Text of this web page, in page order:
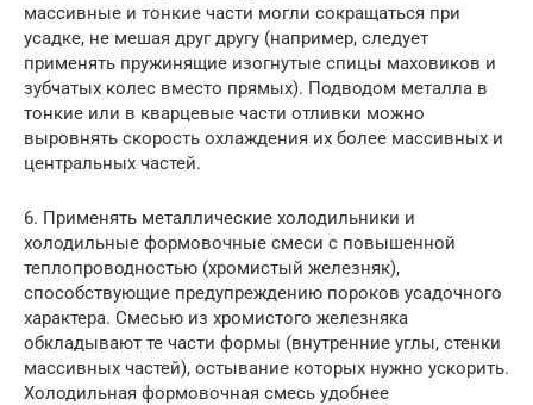
массивные и тонкие части могли сокращаться при
усадке, не мешая друг другу (например, следует
применять пружинящие изогнутые спицы маховиков и
зубчатых колес вместо прямых). Подводом металла в
тонкие или в кварцевые части отливки можно
выровнять скорость охлаждения их более массивных и
центральных частей.
6. Применять металлические холодильники и
холодильные формовочные смеси с повышенной
теплопроводностью (хромистый железняк),
способствующие предупреждению пороков усадочного
характера. Смесью из хромистого железняка
обкладывают те части формы (внутренние углы, стенки
массивных частей), остывание которых нужно ускорить.
Холодильная формовочная смесь удобнее